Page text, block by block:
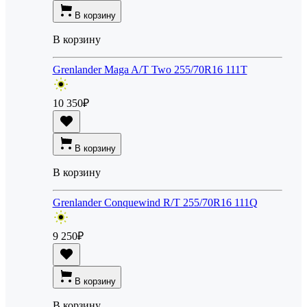
В корзину
В корзину
Grenlander Maga A/T Two 255/70R16 111T
10 350₽
В корзину
В корзину
Grenlander Conquewind R/T 255/70R16 111Q
9 250₽
В корзину